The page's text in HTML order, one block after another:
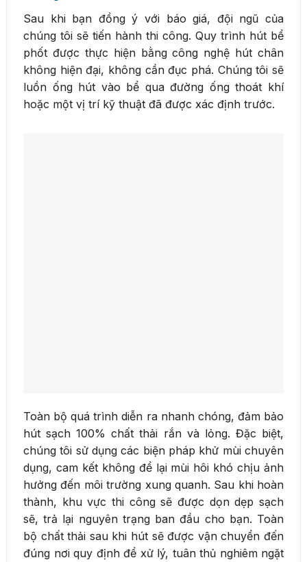
Sau khi bạn đồng ý với báo giá, đội ngũ của
chúng tôi sẽ tiến hành thi công. Quy trình hút bể
phốt được thực hiện bằng công nghệ hút chân
không hiện đại, không cần đục phá. Chúng tôi sẽ
luồn ống hút vào bể qua đường ống thoát khí
hoặc một vị trí kỹ thuật đã được xác định trước.
Toàn bộ quá trình diễn ra nhanh chóng, đảm bảo
hút sạch 100% chất thải rắn và lỏng. Đặc biệt,
chúng tôi sử dụng các biện pháp khử mùi chuyên
dụng, cam kết không để lại mùi hôi khó chịu ảnh
hưởng đến môi trường xung quanh. Sau khi hoàn
thành, khu vực thi công sẽ được dọn dẹp sạch
sẽ, trả lại nguyên trạng ban đầu cho bạn. Toàn
bộ chất thải sau khi hút sẽ được vận chuyển đến
đúng nơi quy định để xử lý, tuân thủ nghiêm ngặt